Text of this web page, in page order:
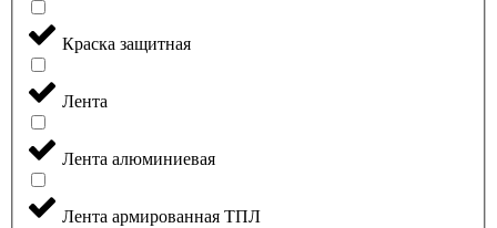
Краска защитная
Лента
Лента алюминиевая
Лента армированная ТПЛ